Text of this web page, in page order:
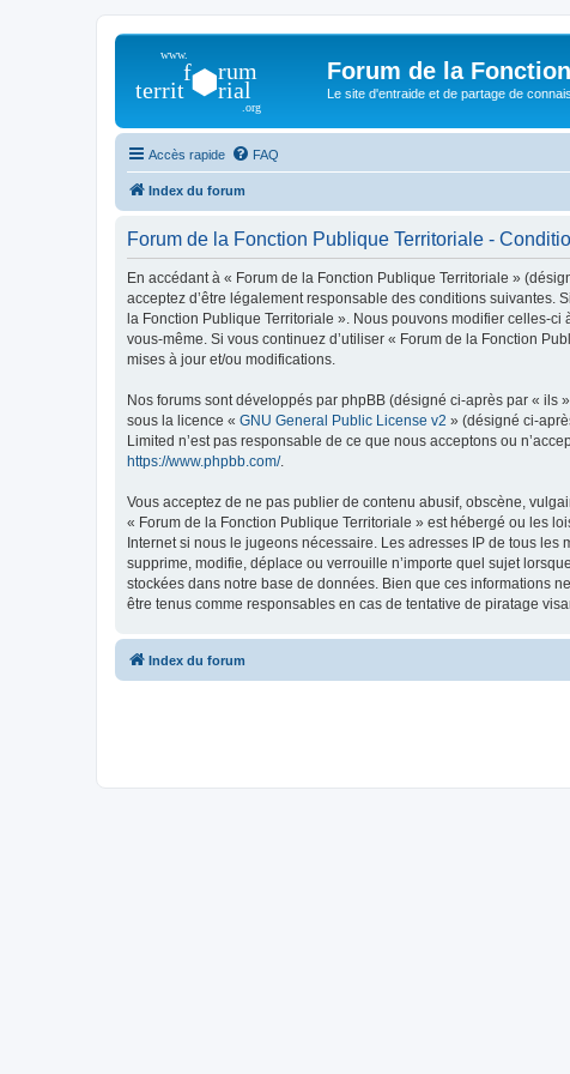
Forum de la
Le site d'entraide et de partage de
Accès rapide FAQ
Index du forum
Forum de la Fonction Publique Territoriale -
En accédant à « Forum de la Fonction Publique Territoriale »
acceptez d’être légalement responsable des conditions suivantes.
la Fonction Publique Territoriale ». Nous pouvons modifier celles-
vous-même. Si vous continuez d’utiliser « Forum de la Fonction
mises à jour et/ou modifications.
Nos forums sont développés par phpBB (désigné ci-après par « ils
sous la licence « GNU General Public License v2 » (désigné ci-
Limited n’est pas responsable de ce que nous acceptons ou
https://www.phpbb.com/.
Vous acceptez de ne pas publier de contenu abusif, obscène,
« Forum de la Fonction Publique Territoriale » est hébergé ou les
Internet si nous le jugeons nécessaire. Les adresses IP de tous
supprime, modifie, déplace ou verrouille n’importe quel sujet
stockées dans notre base de données. Bien que ces informations
être tenus comme responsables en cas de tentative de piratage
Index du forum